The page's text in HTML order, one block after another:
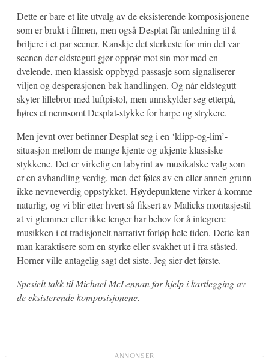
Dette er bare et lite utvalg av de eksisterende komposisjonene
som er brukt i filmen, men også Desplat får anledning til å
briljere i et par scener. Kanskje det sterkeste for min del var
scenen der eldstegutt gjør opprør mot sin mor med en
dvelende, men klassisk oppbygd passasje som signaliserer
viljen og desperasjonen bak handlingen. Og når eldstegutt
skyter lillebror med luftpistol, men unnskylder seg etterpå,
høres et nennsomt Desplat-stykke for harpe og strykere.
Men jevnt over befinner Desplat seg i en ‘klipp-og-lim’-
situasjon mellom de mange kjente og ukjente klassiske
stykkene. Det er virkelig en labyrint av musikalske valg som
er en avhandling verdig, men det føles av en eller annen grunn
ikke nevneverdig oppstykket. Høydepunktene virker å komme
naturlig, og vi blir etter hvert så fiksert av Malicks montasjestil
at vi glemmer eller ikke lenger har behov for å integrere
musikken i et tradisjonelt narrativt forløp hele tiden. Dette kan
man karaktisere som en styrke eller svakhet ut i fra ståsted.
Horner ville antagelig sagt det siste. Jeg sier det første.
Spesielt takk til Michael McLennan for hjelp i kartlegging av
de eksisterende komposisjonene.